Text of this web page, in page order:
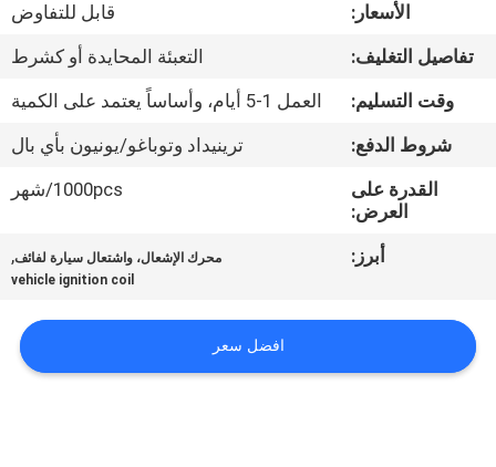
مراقبة
الجودة
اتصل
خريطة
الأسعار:
قابل للتفاوض
تفاصيل التغليف:
التعبئة المحايدة أو كشرط
وقت التسليم:
العمل 1-5 أيام، وأساساً يعتمد على الكمية
شروط الدفع:
ترينيداد وتوباغو/يونيون بأي بال
القدرة على
العرض:
1000pcs/شهر
أبرز: محرك الإشعال، واشتعال سيارة لفائف,
vehicle ignition coil
افضل سعر